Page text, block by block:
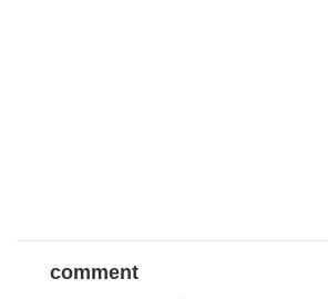
comment